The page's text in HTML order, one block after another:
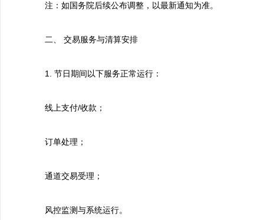
注：如国务院后续公布调整，以最新通知为准。
二、 交易服务与清算安排
1. 节日期间以下服务正常运行：
线上支付/收款；
订单处理；
通道交易受理；
风控监测与系统运行。